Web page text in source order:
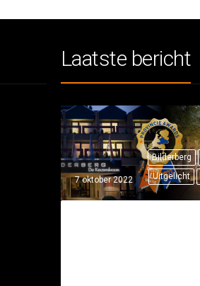
Laatste bericht
Bilderberg
Uitgelicht
7 oktober 2022